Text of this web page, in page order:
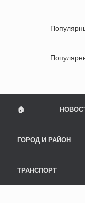
🏠
ГОРОД И РАЙОН
ТРАНСПОРТ